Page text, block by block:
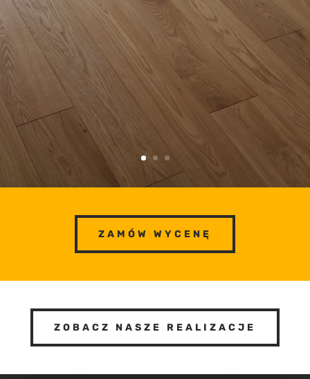
ZAMÓW WYCENĘ
ZOBACZ NASZE REALIZACJE